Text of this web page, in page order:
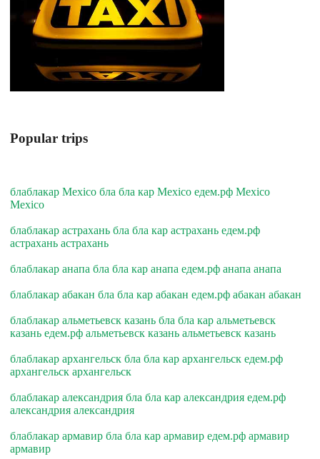
Popular trips
блаблакар Mexico бла бла кар Mexico едем.рф Mexico
Mexico
блаблакар астрахань бла бла кар астрахань едем.рф
астрахань астрахань
блаблакар анапа бла бла кар анапа едем.рф анапа анапа
блаблакар абакан бла бла кар абакан едем.рф абакан абакан
блаблакар альметьевск казань бла бла кар альметьевск
казань едем.рф альметьевск казань альметьевск казань
блаблакар архангельск бла бла кар архангельск едем.рф
архангельск архангельск
блаблакар александрия бла бла кар александрия едем.рф
александрия александрия
блаблакар армавир бла бла кар армавир едем.рф армавир
армавир